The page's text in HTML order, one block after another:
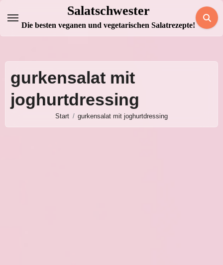
Inhalt
springen
Salatschwester
Die besten veganen und vegetarischen Salatrezepte!
gurkensalat mit
joghurtdressing
Start gurkensalat mit joghurtdressing